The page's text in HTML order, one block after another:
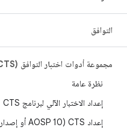
التوافق
مجموعة أدوات اختبار التوافق (CTS)
نظرة عامة
إعداد الاختبار الآلي لبرنامج CTS
إعداد CTS (AOSP 10 أو إصدار أقدم)